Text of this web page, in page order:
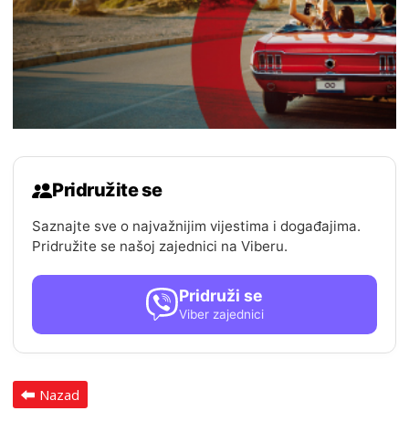
Pridružite se
Saznajte sve o najvažnijim vijestima i događajima.
Pridružite se našoj zajednici na Viberu.
Pridruži se
Viber zajednici
Nazad